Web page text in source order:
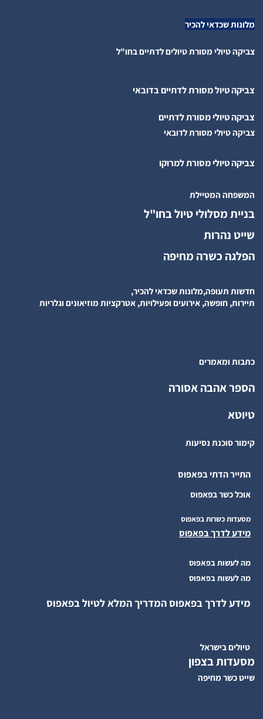
מלונות שכדאי להכיר
צביקה טיולי מסורת טיולים לדתיים בחו"ל
צביקה טיול מסורת לדתיים בדובאי
צביקה טיולי מסורת לדתיים
צביקה טיולי מסורת לדובאי
צביקה טיולי מסורת למרוקו
המשפחה המטיילת
בניית מסלולי טיול בחו"ל
שייט נהרות
הפלגה כשרה מחיפה
חדשות תעופה,מלונות שכדאי להכיר,
תיירות, חופשה, אירועים ופעילויות, אטרקציות מוזיאונים וגלריות
כתבות ומאמרים
הספר אהבה אסורה
טיוטא
קימור סוכנת נסיעות
התייר הדתי בפאפוס
אוכל כשר בפאפוס
מסעדות כשרות בפאפוס
מידע לדרך בפאפוס
מה לעשות בפאפוס
מה לעשות בפאפוס
מידע לדרך בפאפוס המדריך המלא לטיול בפאפוס
טיולים בישראל
מסעדות בצפון
שייט כשר מחיפה